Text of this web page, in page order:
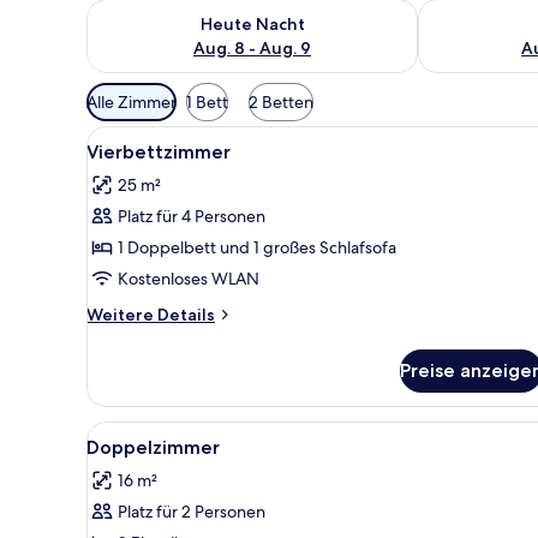
Heute Nacht
Aug. 8 - Aug. 9
Überprüfe die Verfügbarkeit für heute Nacht, Aug. 8
Überprüfe
Verfügbare
Filter
für
Zimmer
Alle Zimmer 1 Bett 2 Betten
Alle
Fotos
für
Vierbettzimmer
anzeigen
Zimmersafe, Babybetten,
4
Vierbettzimmer
25 m²
Platz für 4 Personen
1 Doppelbett und 1 großes Schlafsofa
Kostenloses WLAN
Weitere Details
Weitere
Preise
Alle
Fotos
für
Doppelzimmer
Doppelzimmer | Zimmersafe,
4
Doppelzimmer
16 m²
Platz für 2 Personen